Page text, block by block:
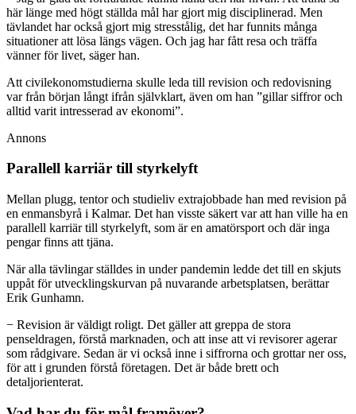
här länge med högt ställda mål har gjort mig disciplinerad. Men
tävlandet har också gjort mig stresstålig, det har funnits många
situationer att lösa längs vägen. Och jag har fått resa och träffa
vänner för livet, säger han.
Att civilekonomstudierna skulle leda till revision och redovisning
var från början långt ifrån självklart, även om han ”gillar siffror och
alltid varit intresserad av ekonomi”.
Annons
Parallell karriär till styrkelyft
Mellan plugg, tentor och studieliv extrajobbade han med revision på
en enmansbyrå i Kalmar. Det han visste säkert var att han ville ha en
parallell karriär till styrkelyft, som är en amatörsport och där inga
pengar finns att tjäna.
När alla tävlingar ställdes in under pandemin ledde det till en skjuts
uppåt för utvecklingskurvan på nuvarande arbetsplatsen, berättar
Erik Gunhamn.
− Revision är väldigt roligt. Det gäller att greppa de stora
penseldragen, förstå marknaden, och att inse att vi revisorer agerar
som rådgivare. Sedan är vi också inne i siffrorna och grottar ner oss,
för att i grunden förstå företagen. Det är både brett och
detaljorienterat.